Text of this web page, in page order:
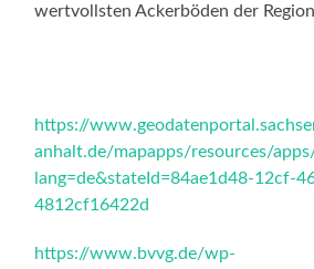
wertvollsten Ackerböden der
https://
anhalt.de/mapapps/resources/
lang=de&stateId=84ae1d48-12cf-
4812cf16422d
https://www.bvvg.de/wp-